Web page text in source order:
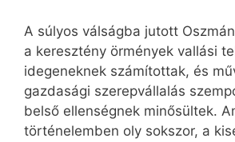
A súlyos válságba jutott
a keresztény örmények vallási
idegeneknek számítottak, és
gazdasági szerepvállalás
belső ellenségnek minősültek.
történelemben oly sokszor, a